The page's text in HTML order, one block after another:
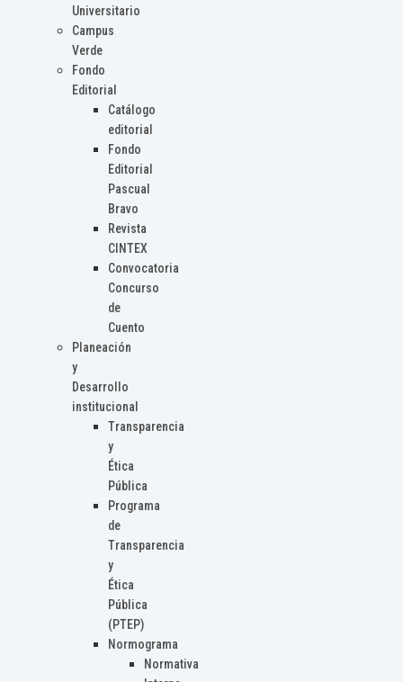
Universitario
Campus
Verde
Fondo
Editorial
Catálogo
editorial
Fondo
Editorial
Pascual
Bravo
Revista
CINTEX
Convocatoria
Concurso
de
Cuento
Planeación
y
Desarrollo
institucional
Transparencia
y
Ética
Pública
Programa
de
Transparencia
y
Ética
Pública
(PTEP)
Normograma
Normativa